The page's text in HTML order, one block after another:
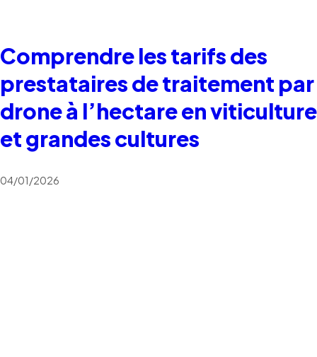
Comprendre les tarifs des
prestataires de traitement par
drone à l’hectare en viticulture
et grandes cultures
04/01/2026